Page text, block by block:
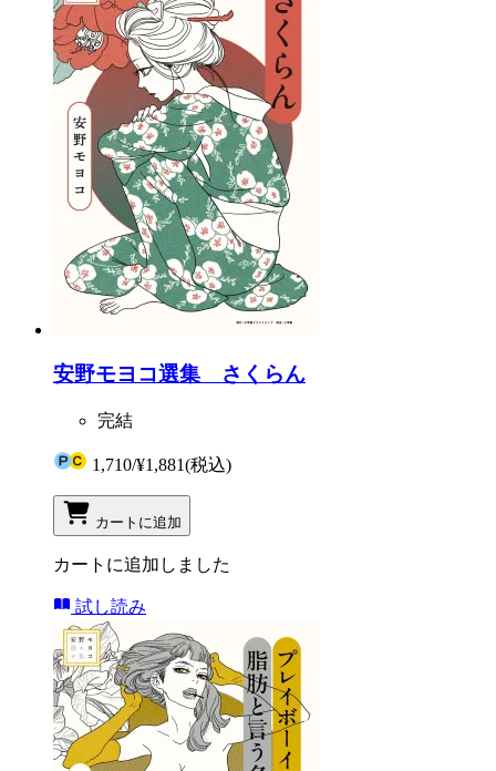
安野モヨコ選集 さくらん
完結
1,710/¥1,881(税込)
カートに追加
カートに追加しました
試し読み